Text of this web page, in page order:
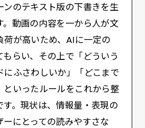
ンのテキスト版の下書きを生
。動画の内容を一から人が文
荷が高いため、AIに一定の
もらい、その上で「どういう
にふさわしいか」「どこまで
といったルールをこれから整
す。現状は、情報量・表現の
ーにとっての読みやすさな